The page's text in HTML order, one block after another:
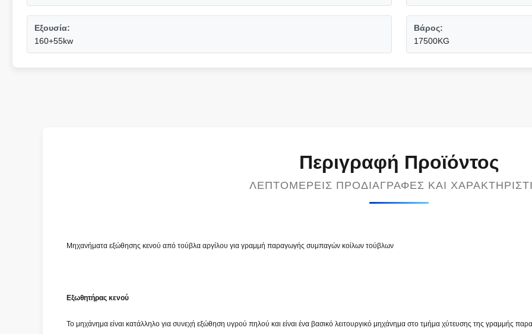
Εξουσία:
160+55kw
Βάρος:
17500KG
Περιγραφή Προϊόντος
ΛΕΠΤΟΜΕΡΕΊΣ ΠΡΟΔΙΑΓΡΑΦΈΣ ΚΑΙ
Μηχανήματα εξώθησης κενού από τούβλα αργίλου για γραμμή παραγωγής συμπαγών κοίλων τούβλων
Εξωθητήρας κενού
Το μηχάνημα είναι κατάλληλο για συνεχή εξώθηση υγρού πηλού και είναι ένα βασικό λειτουργικό μηχάνημα στο τμήμα χύτευσης της γραμμής